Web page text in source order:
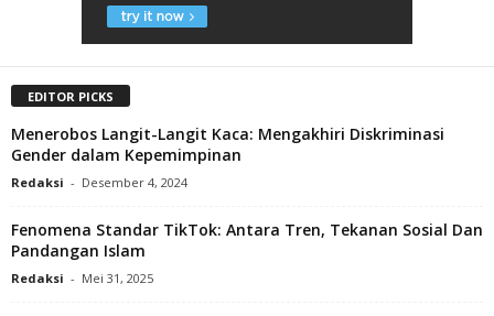
EDITOR PICKS
Menerobos Langit-Langit Kaca: Mengakhiri Diskriminasi
Gender dalam Kepemimpinan
Redaksi - Desember 4, 2024
Fenomena Standar TikTok: Antara Tren, Tekanan Sosial Dan
Pandangan Islam
Redaksi - Mei 31, 2025